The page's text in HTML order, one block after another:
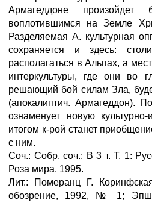
Армагеддоне
воплотившимся на Земле
Разделяемая А. культурная
сохраняется и здесь:
располагаться в Альпах, а
интеркультуры, где они во
решающий бой силам Зла,
(апокалиптич. Армагеддон).
ознаменует новую
итогом к-рой станет
с ним.
Соч.: Собр. соч.: В 3 т. Т. 1:
Роза мира. 1995.
Лит.: Померанц Г.
обозрение, 1992, № 1;